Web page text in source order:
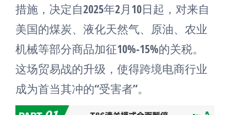
措施，决定自2025年2月10日起，对来自
美国的煤炭、液化天然气、原油、农业
机械等部分商品加征10%-15%的关税。
这场贸易战的升级，使得跨境电商行业
成为首当其冲的“受害者”。